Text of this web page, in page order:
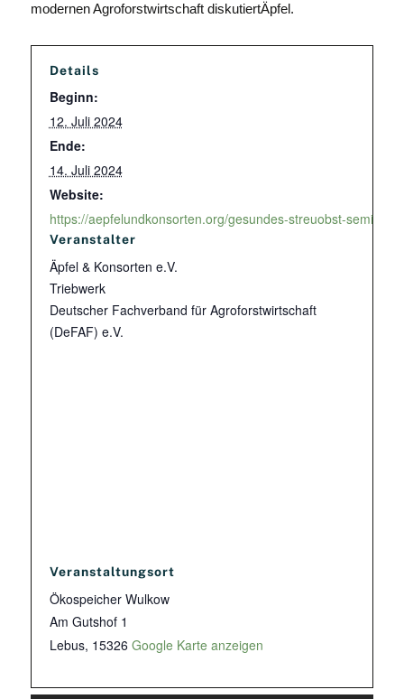
modernen Agroforstwirtschaft diskutiertÄpfel.
Details
Beginn:
12. Juli 2024
Ende:
14. Juli 2024
Website:
https://aepfelundkonsorten.org/gesundes-streuobst-seminar-
Veranstalter
Äpfel & Konsorten e.V.
Triebwerk
Deutscher Fachverband für Agroforstwirtschaft
(DeFAF) e.V.
Veranstaltungsort
Ökospeicher Wulkow
Am Gutshof 1
Lebus, 15326 Google Karte anzeigen